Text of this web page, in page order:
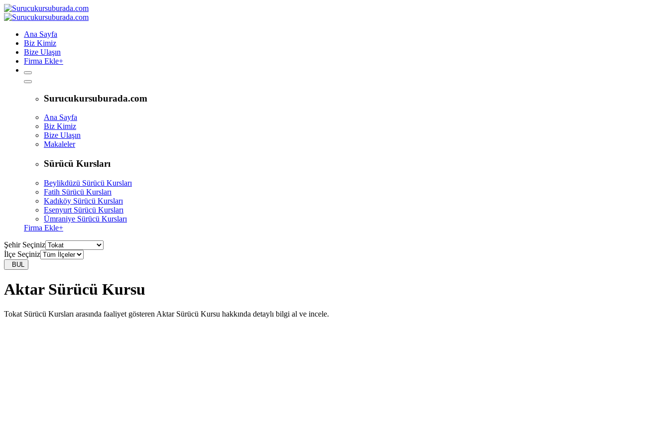
Ana Sayfa
Biz Kimiz
Bize Ulaşın
Firma Ekle+
Surucukursuburada.com
Ana Sayfa
Biz Kimiz
Bize Ulaşın
Makaleler
Sürücü Kursları
Beylikdüzü Sürücü Kursları
Fatih Sürücü Kursları
Kadıköy Sürücü Kursları
Esenyurt Sürücü Kursları
Ümraniye Sürücü Kursları
Firma Ekle+
Şehir Seçiniz
İlçe Seçiniz
BUL
Aktar Sürücü Kursu
Tokat Sürücü Kursları arasında faaliyet gösteren Aktar Sürücü Kursu hakkında detaylı bilgi al ve incele.